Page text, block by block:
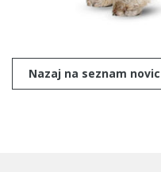
Nazaj na seznam novic